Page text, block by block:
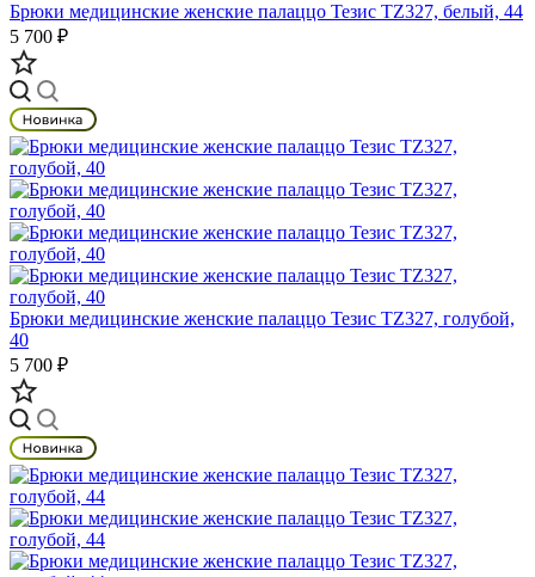
Брюки медицинские женские палаццо Тезис TZ327, белый, 44
5 700 ₽
Брюки медицинские женские палаццо Тезис TZ327, голубой,
40
5 700 ₽